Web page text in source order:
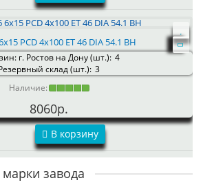
PCD 4x100 ET 46 DIA 54.1 BH
г. Ростов на Дону (шт.): 4
склад (шт.): 3
Наличие:
8060р.
В корзину
завода